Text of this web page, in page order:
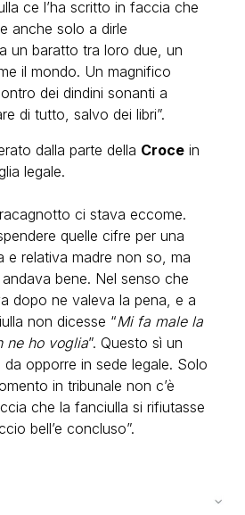
ce l’ha scritto in faccia che
anche solo a dirle
un baratto tra loro due, un
il mondo. Un magnifico
dei dindini sonanti a
di tutto, salvo dei libri”.
dalla parte della Croce in
legale.
ci stava eccome.
quelle cifre per una
e relativa madre non so, ma
bene. Nel senso che
dopo ne valeva la pena, e a
non dicesse “Mi fa male la
ne ho voglia”. Questo sì un
opporre in sede legale. Solo
in tribunale non c’è
che la fanciulla si rifiutasse
bell’e concluso”.